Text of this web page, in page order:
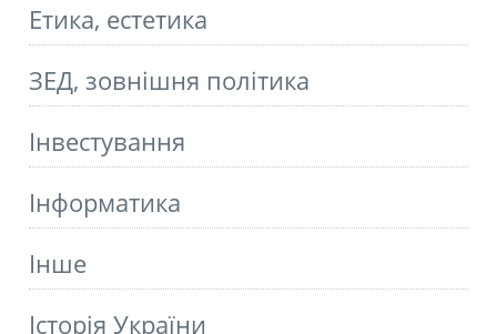
Етика, естетика
ЗЕД, зовнішня політика
Інвестування
Інформатика
Інше
Історія України